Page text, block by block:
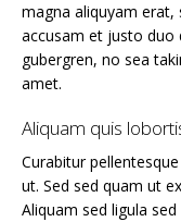
magna aliquyam
accusam et justo duo
gubergren, no sea
amet.
Aliquam quis
Curabitur
ut. Sed sed quam ut
Aliquam sed ligula